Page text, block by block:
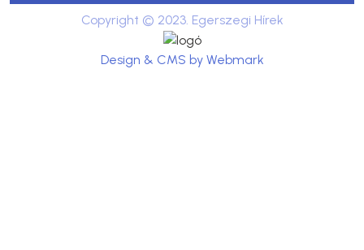
Copyright © 2023. Egerszegi Hírek
Design & CMS by Webmark